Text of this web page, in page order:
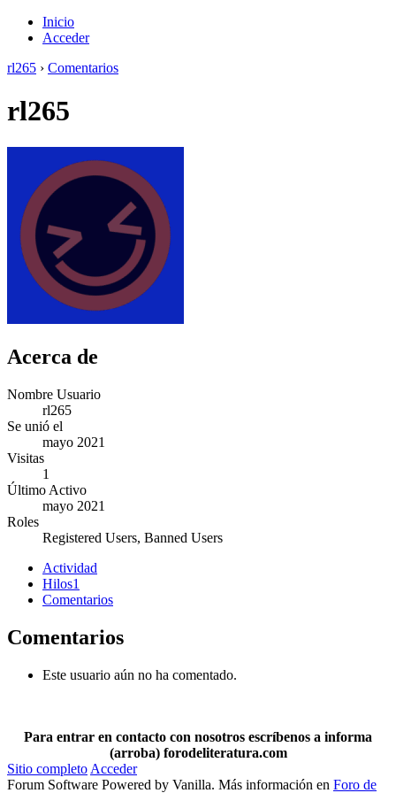
Inicio
Acceder
rl265 › Comentarios
rl265
Acerca de
Nombre Usuario
rl265
Se unió el
mayo 2021
Visitas
1
Último Activo
mayo 2021
Roles
Registered Users, Banned Users
Actividad
Hilos1
Comentarios
Comentarios
Este usuario aún no ha comentado.
Para entrar en contacto con nosotros escríbenos a informa
(arroba) forodeliteratura.com
Sitio completo Acceder
Forum Software Powered by Vanilla. Más información en Foro de